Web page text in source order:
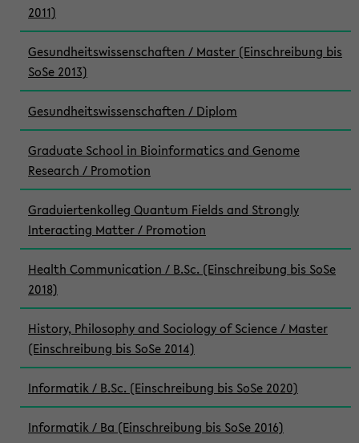
2011)
Gesundheitswissenschaften / Master (Einschreibung bis
SoSe 2013)
Gesundheitswissenschaften / Diplom
Graduate School in Bioinformatics and Genome
Research / Promotion
Graduiertenkolleg Quantum Fields and Strongly
Interacting Matter / Promotion
Health Communication / B.Sc. (Einschreibung bis SoSe
2018)
History, Philosophy and Sociology of Science / Master
(Einschreibung bis SoSe 2014)
Informatik / B.Sc. (Einschreibung bis SoSe 2020)
Informatik / Ba (Einschreibung bis SoSe 2016)